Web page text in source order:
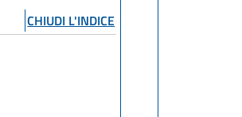
CHIUDI L'INDICE